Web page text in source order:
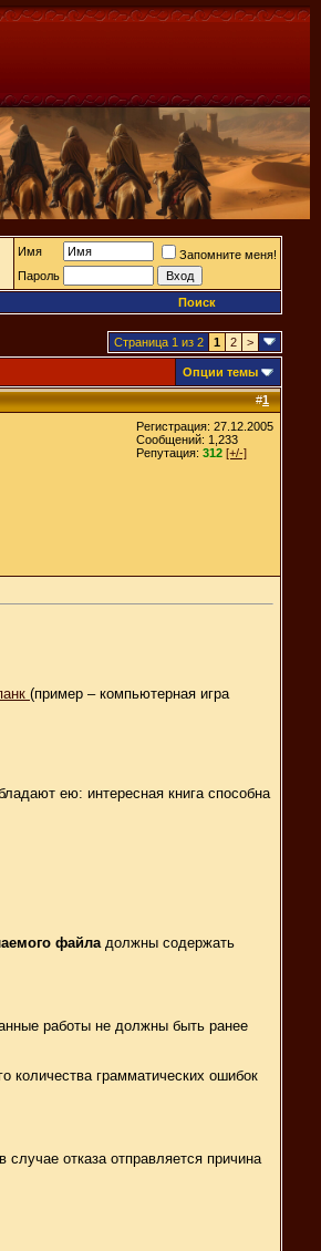
Имя
Запомните меня!
Пароль
Поиск
Страница 1 из 2 1 2 >
Опции темы
#1
Регистрация: 27.12.2005
Сообщений: 1,233
Репутация: 312 [+/-]
(пример – компьютерная игра
ею: интересная книга способна
файла должны содержать
работы не должны быть ранее
количества грамматических ошибок
отказа отправляется причина